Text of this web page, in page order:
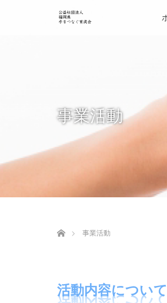
事業活動
事業活動
活動内容について